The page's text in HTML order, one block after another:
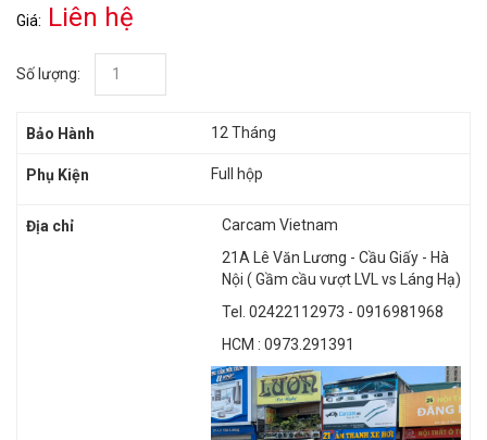
Giá: Liên hệ
Số lượng:
Bảo Hành 12 Tháng
Phụ Kiện Full hộp
Địa chỉ
Carcam Vietnam
21A Lê Văn Lương - Cầu Giấy - Hà
Nội ( Gầm cầu vượt LVL vs Láng Hạ)
Tel. 02422112973 - 0916981968
HCM : 0973.291391